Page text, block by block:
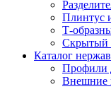
Плинтус
Т-
Скрытый
Каталог
Профили
Внешние